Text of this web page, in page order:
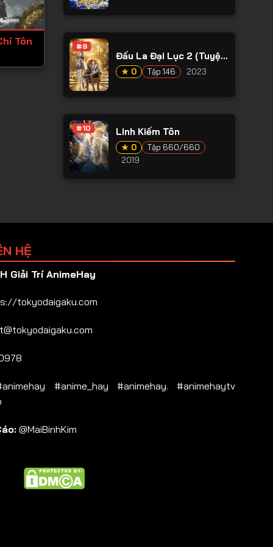
Tôn #9
Đấu La Đại Lục 2 (Tuyệt
Thế Đường Môn)
★ 0 Tập 146 2023
#10 Linh Kiếm Tôn
★ 0
Tập 660/660
2019
HỆ
Giải Trí AnimeHay
tokyodaigaku.com
#anime_hay #animehay. #animehaytv
@MaiBinhKim